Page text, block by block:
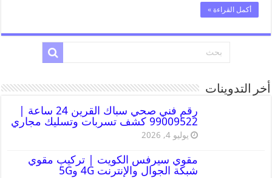
أكمل القراءة »
أخر التدوينات
رقم فني صحي سباك القرين 24 ساعة |
99009522 كشف تسربات وتسليك مجاري
يوليو 4, 2026
مقوي سيرفس الكويت | تركيب مقوي
شبكة الجوال والإنترنت 4G و5G